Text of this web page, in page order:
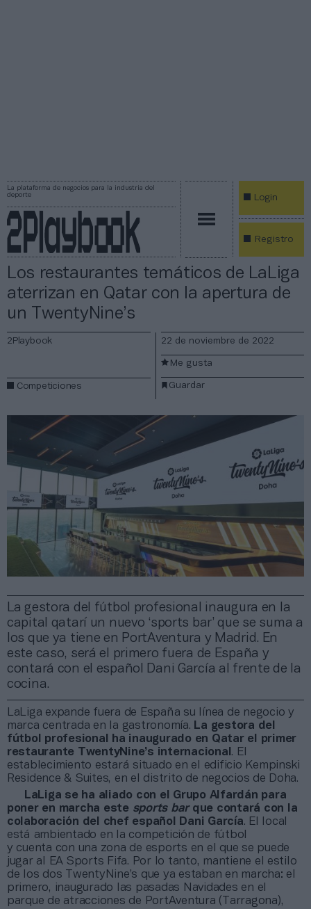
La plataforma de negocios para la industria del
deporte
Login
Registro
Los restaurantes temáticos de LaLiga
aterrizan en Qatar con la apertura de
un TwentyNine’s
La gestora del fútbol profesional inaugura en la
capital qatarí un nuevo ‘sports bar’ que se suma a
los que ya tiene en PortAventura y Madrid. En
este caso, será el primero fuera de España y
contará con el español Dani García al frente de la
cocina.
2Playbook
Competiciones
22 de noviembre de 2022
Guardar
Me gusta
LaLiga expande fuera de España su línea de negocio y
marca centrada en la gastronomía. La gestora del
fútbol profesional ha inaugurado en Qatar el primer
restaurante TwentyNine’s internacional . El
establecimiento estará situado en el edificio Kempinski
Residence & Suites, en el distrito de negocios de Doha.
LaLiga se ha aliado con el Grupo Alfardán para
poner en marcha este sports barque contará con la
colaboración del chef español Dani García. El local
está ambientado en la competición de fútbol
y cuenta con una zona de esports en el que se puede
jugar al EA Sports Fifa. Por lo tanto, mantiene el estilo
de los dos TwentyNine’s que ya estaban en marcha: el
primero, inaugurado las pasadas Navidades en el
parque de atracciones de PortAventura (Tarragona),